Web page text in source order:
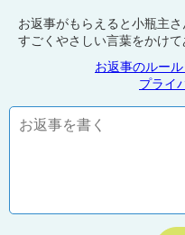
お返事がもらえると小瓶主
すごくやさしい言葉をかけ
お返事のルー
プライ